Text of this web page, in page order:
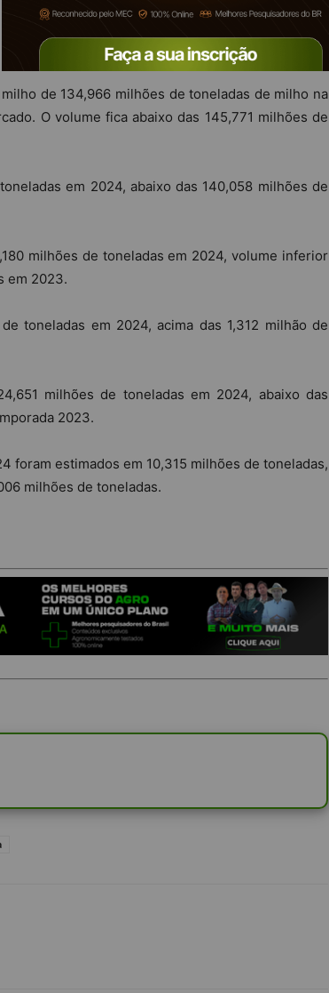
de 134,966 milhões de toneladas de milho na
O volume fica abaixo das 145,771 milhões de
em 2024, abaixo das 140,058 milhões de
milhões de toneladas em 2024, volume inferior
em 2023.
toneladas em 2024, acima das 1,312 milhão de
milhões de toneladas em 2024, abaixo das
2023.
foram estimados em 10,315 milhões de toneladas,
milhões de toneladas.